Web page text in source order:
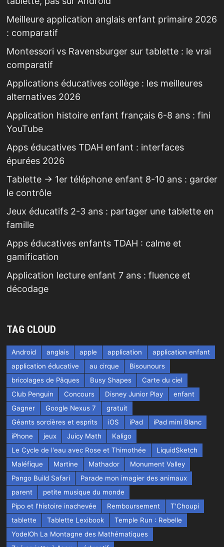
Meilleure application anglais enfant primaire 2026
: comparatif
Montessori vs Ravensburger sur tablette : le vrai
comparatif
Applications éducatives collège : les meilleures
alternatives 2026
Application histoire enfant français 6-8 ans : fini
YouTube
Apps éducatives TDAH enfant : interfaces
épurées 2026
Tablette → 1er téléphone enfant 8-10 ans : garder
le contrôle
Jeux éducatifs 2-3 ans : partager une tablette en
famille
Apps éducatives enfants TDAH : calme et
gamification
Application lecture enfant 7 ans : fluence et
décodage
TAG CLOUD
Android anglais apple application
application enfant
application éducative
au cirque
Bisounours
bricolages de Pâques
Busy Shapes
Carte du ciel
Club Penguin
Concours Disney Junior Play
enfant
Gagner
Google Nexus 7
gratuit
Géants sorcières et esprits
iOS iPad
iPad mini Blanc
iPhone
jeux Juicy Math
Kaligo
Le Cycle de l'eau avec Rose et Thimothée
LiquidSketch
Maléfique
Martine Mathador
Monument Valley
Pango Build Safari
Parade mon imagier des animaux
parent
petite musique du monde
Pipo et l'histoire inachevée
Remboursement
T'Choupi
tablette
Tablette Lexibook
Temple Run : Rebelle
YodelOh La Montagne des Mathématiques